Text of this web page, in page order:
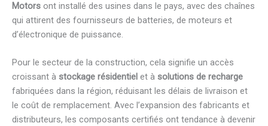
Motors ont installé des usines dans le pays, avec des chaînes
qui attirent des fournisseurs de batteries, de moteurs et
d’électronique de puissance.
Pour le secteur de la construction, cela signifie un accès
croissant à stockage résidentiel et à solutions de recharge
fabriquées dans la région, réduisant les délais de livraison et
le coût de remplacement. Avec l’expansion des fabricants et
distributeurs, les composants certifiés ont tendance à devenir